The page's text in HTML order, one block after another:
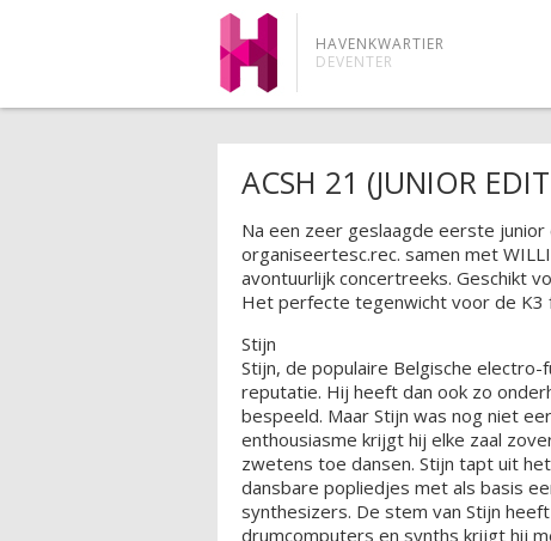
HAVENKWARTIER
DEVENTER
ACSH 21 (JUNIOR
Na een zeer geslaagde eerste
organiseertesc.rec. samen met
avontuurlijk concertreeks. Geschikt
Het perfecte tegenwicht voor de K3
Stijn
Stijn, de populaire Belgische
reputatie. Hij heeft dan ook zo
bespeeld. Maar Stijn was nog niet
enthousiasme krijgt hij elke zaal
zwetens toe dansen. Stijn tapt uit
dansbare popliedjes met als basis
synthesizers. De stem van Stijn
drumcomputers en synths krijgt hij